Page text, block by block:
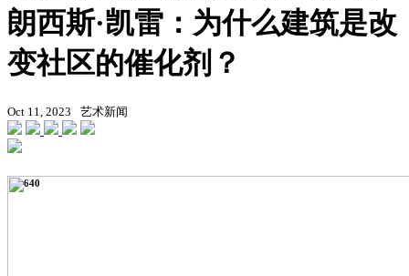
朗西斯·凯雷：为什么建筑是改
变社区的催化剂？
Oct 11, 2023 艺术新闻